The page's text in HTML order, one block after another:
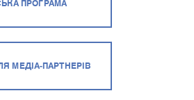
ПРОГРАМА
МЕДІА-ПАРТНЕРІВ